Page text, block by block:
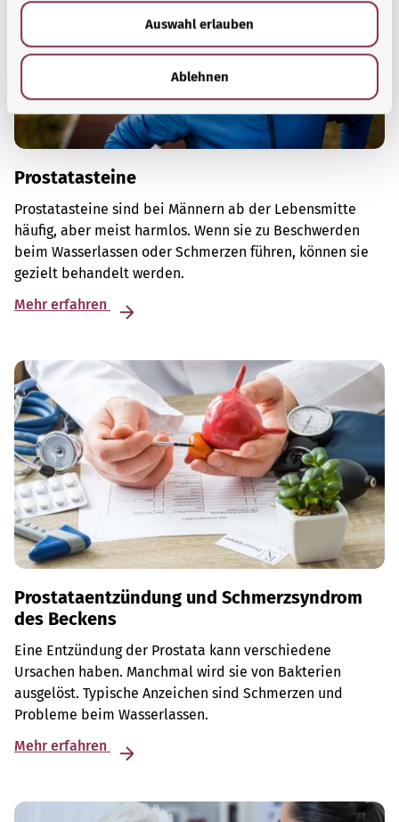
Auswahl erlauben
Ablehnen
Prostatasteine
Prostatasteine sind bei Männern ab der Lebensmitte
häufig, aber meist harmlos. Wenn sie zu Beschwerden
beim Wasserlassen oder Schmerzen führen, können sie
gezielt behandelt werden.
Mehr erfahren
Prostataentzündung und Schmerzsyndrom
des Beckens
Eine Entzündung der Prostata kann verschiedene
Ursachen haben. Manchmal wird sie von Bakterien
ausgelöst. Typische Anzeichen sind Schmerzen und
Probleme beim Wasserlassen.
Mehr erfahren